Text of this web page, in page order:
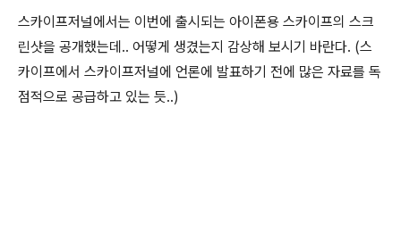
스카이프저널에서는 이번에 출시되는 아이폰용 스카이프의 스크
린샷을 공개했는데.. 어떻게 생겼는지 감상해 보시기 바란다. (스
카이프에서 스카이프저널에 언론에 발표하기 전에 많은 자료를 독
점적으로 공급하고 있는 듯..)